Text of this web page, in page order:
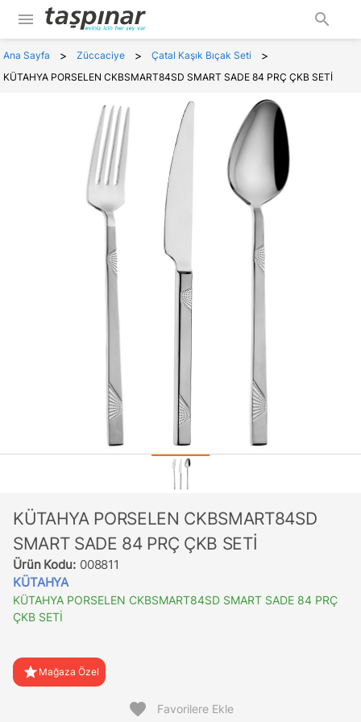
menu search
Ana Sayfa > Züccaciye > Çatal Kaşık Bıçak Seti >
KÜTAHYA PORSELEN CKBSMART84SD SMART SADE 84 PRÇ ÇKB SETİ
KÜTAHYA PORSELEN CKBSMART84SD
SMART SADE 84 PRÇ ÇKB SETİ
Ürün Kodu: 008811
KÜTAHYA
KÜTAHYA PORSELEN CKBSMART84SD SMART SADE 84 PRÇ
ÇKB SETİ
star Mağaza Özel
favorite Favorilere Ekle